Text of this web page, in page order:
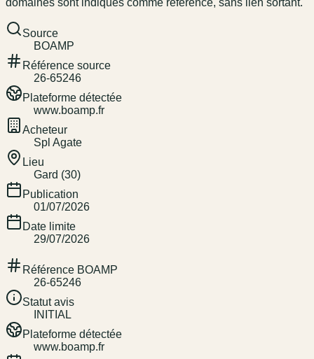
domaines sont indiqués comme référence, sans lien sortant.
Source
BOAMP
Référence source
26-65246
Plateforme détectée
www.boamp.fr
Acheteur
Spl Agate
Lieu
Gard (30)
Publication
01/07/2026
Date limite
29/07/2026
Référence BOAMP
26-65246
Statut avis
INITIAL
Plateforme détectée
www.boamp.fr